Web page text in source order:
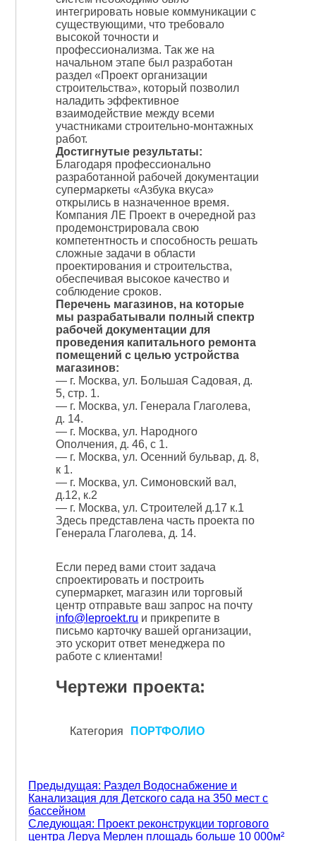
интегрировать новые коммуникации с
существующими, что требовало
высокой точности и
профессионализма. Так же на
начальном этапе был разработан
раздел «Проект организации
строительства», который позволил
наладить эффективное
взаимодействие между всеми
участниками строительно-монтажных
работ.
Достигнутые результаты:
Благодаря профессионально
разработанной рабочей документации
супермаркеты «Азбука вкуса»
открылись в назначенное время.
Компания ЛЕ Проект в очередной раз
продемонстрировала свою
компетентность и способность решать
сложные задачи в области
проектирования и строительства,
обеспечивая высокое качество и
соблюдение сроков.
Перечень магазинов, на которые
мы разрабатывали полный спектр
рабочей документации для
проведения капитального ремонта
помещений с целью устройства
магазинов:
— г. Москва, ул. Большая Садовая, д.
5, стр. 1.
— г. Москва, ул. Генерала Глаголева,
д. 14.
— г. Москва, ул. Народного
Ополчения, д. 46, с 1.
— г. Москва, ул. Осенний бульвар, д. 8,
к 1.
— г. Москва, ул. Симоновский вал,
д.12, к.2
— г. Москва, ул. Строителей д.17 к.1
Здесь представлена часть проекта по
Генерала Глаголева, д. 14.
Если перед вами стоит задача
спроектировать и построить
супермаркет, магазин или торговый
центр отправьте ваш запрос на почту
info@leproekt.ru и прикрепите в
письмо карточку вашей организации,
это ускорит ответ менеджера по
работе с клиентами!
Чертежи проекта:
Категория ПОРТФОЛИО
Навигация
по
записям
Предыдущая: Раздел Водоснабжение и
Канализация для Детского сада на 350 мест с
бассейном
Следующая: Проект реконструкции торгового
центра Леруа Мерлен площадь больше 10 000м²